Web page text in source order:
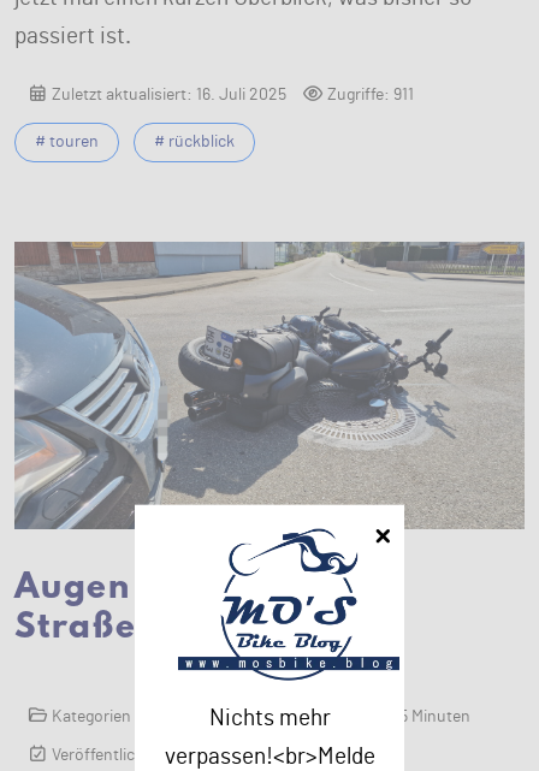
Nichts mehr
verpassen!<br>Melde
passiert ist.
Zuletzt aktualisiert: 16. Juli 2025 Zugriffe: 911
# touren # rückblick
Augen auf im
Straßenverkehr!
Kategorien Kategorie:2025 Lesezeit: 5 Minuten
Veröffentlicht: 07. April 2025